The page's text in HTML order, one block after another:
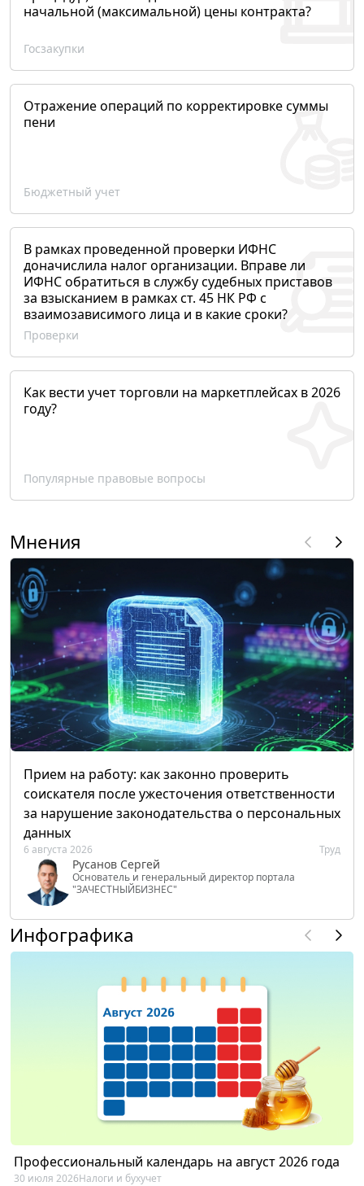
начальной (максимальной) цены контракта?
Госзакупки
Отражение операций по корректировке суммы
пени
Бюджетный учет
В рамках проведенной проверки ИФНС
доначислила налог организации. Вправе ли
ИФНС обратиться в службу судебных приставов
за взысканием в рамках ст. 45 НК РФ с
взаимозависимого лица и в какие сроки?
Проверки
Как вести учет торговли на маркетплейсах в 2026
году?
Популярные правовые вопросы
Мнения
Прием на работу: как законно проверить
соискателя после ужесточения ответственности
за нарушение законодательства о персональных
данных
6 августа 2026 Труд
Русанов Сергей
Основатель и генеральный директор портала
"ЗАЧЕСТНЫЙБИЗНЕС"
Инфографика
Профессиональный календарь на август 2026 года
30 июля 2026Налоги и бухучет